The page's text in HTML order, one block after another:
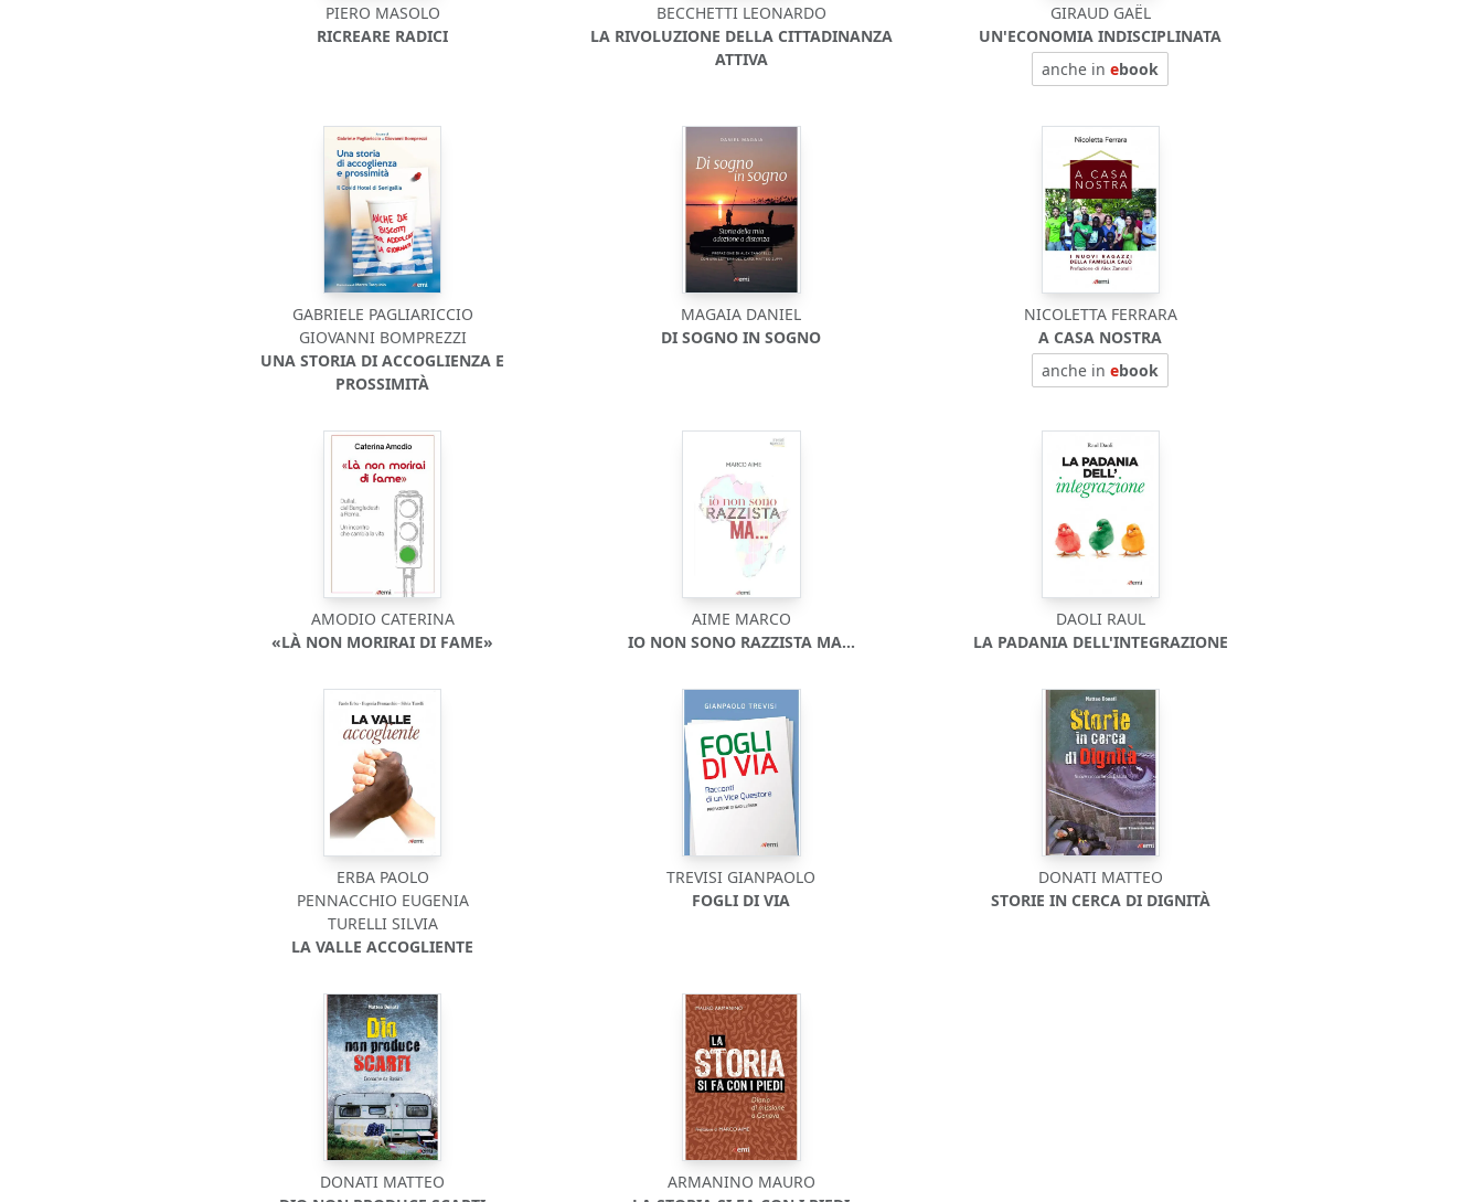
PIERO MASOLO
RICREARE RADICI
BECCHETTI LEONARDO
LA RIVOLUZIONE DELLA CITTADINANZA
ATTIVA
GIRAUD GAËL
UN'ECONOMIA INDISCIPLINATA
anche inebook
GABRIELE PAGLIARICCIO
GIOVANNI BOMPREZZI
UNA STORIA DI ACCOGLIENZA E
PROSSIMITÀ
MAGAIA DANIEL
DI SOGNO IN SOGNO
NICOLETTA FERRARA
A CASA NOSTRA
anche inebook
AMODIO CATERINA
«LÀ NON MORIRAI DI FAME»
AIME MARCO
IO NON SONO RAZZISTA MA...
DAOLI RAUL
LA PADANIA DELL'INTEGRAZIONE
ERBA PAOLO
PENNACCHIO EUGENIA
TURELLI SILVIA
LA VALLE ACCOGLIENTE
TREVISI GIANPAOLO
FOGLI DI VIA
DONATI MATTEO
STORIE IN CERCA DI DIGNITÀ
DONATI MATTEO
ARMANINO MAURO